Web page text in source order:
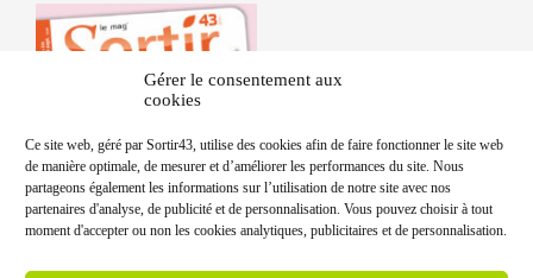
Gérer le consentement aux
cookies
Ce site web, géré par Sortir43, utilise des cookies afin de faire fonctionner le site web
de manière optimale, de mesurer et d’améliorer les performances du site. Nous
partageons également les informations sur l’utilisation de notre site avec nos
partenaires d'analyse, de publicité et de personnalisation. Vous pouvez choisir à tout
moment d'accepter ou non les cookies analytiques, publicitaires et de personnalisation.